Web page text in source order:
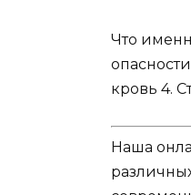
Что
кровь 4.
Наша